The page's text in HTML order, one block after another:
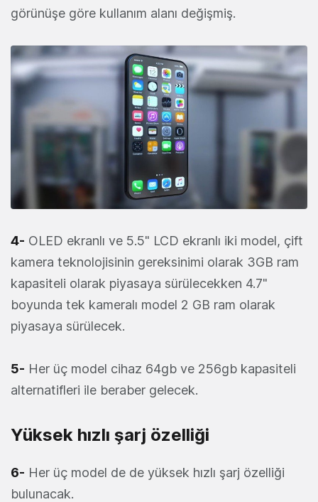
görünüşe göre kullanım alanı değişmiş.
4- OLED ekranlı ve 5.5" LCD ekranlı iki model, çift
kamera teknolojisinin gereksinimi olarak 3GB ram
kapasiteli olarak piyasaya sürülecekken 4.7"
boyunda tek kameralı model 2 GB ram olarak
piyasaya sürülecek.
5- Her üç model cihaz 64gb ve 256gb kapasiteli
alternatifleri ile beraber gelecek.
Yüksek hızlı şarj özelliği
6- Her üç model de de yüksek hızlı şarj özelliği
bulunacak.